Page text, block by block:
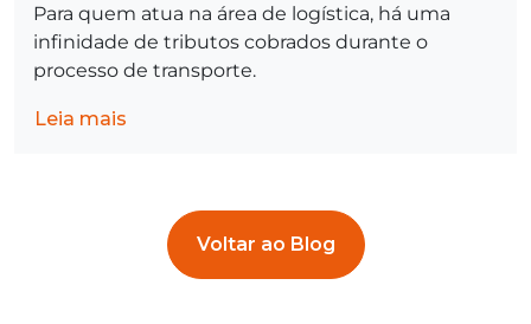
Para quem atua na área de logística, há uma
infinidade de tributos cobrados durante o
processo de transporte.
Leia mais
Voltar ao Blog